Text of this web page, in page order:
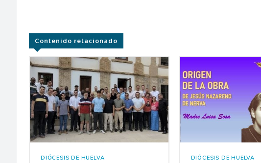
Contenido relacionado
DIÓCESIS DE HUELVA DIÓCESIS DE HUELVA